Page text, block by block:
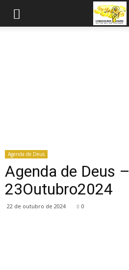
Agenda de Deus
Agenda de Deus –
23Outubro2024
22 de outubro de 2024 0